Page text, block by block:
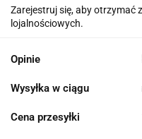
Zarejestruj się, aby otrzymać
lojalnościowych.
Opinie
Wysyłka w ciągu
Cena przesyłki